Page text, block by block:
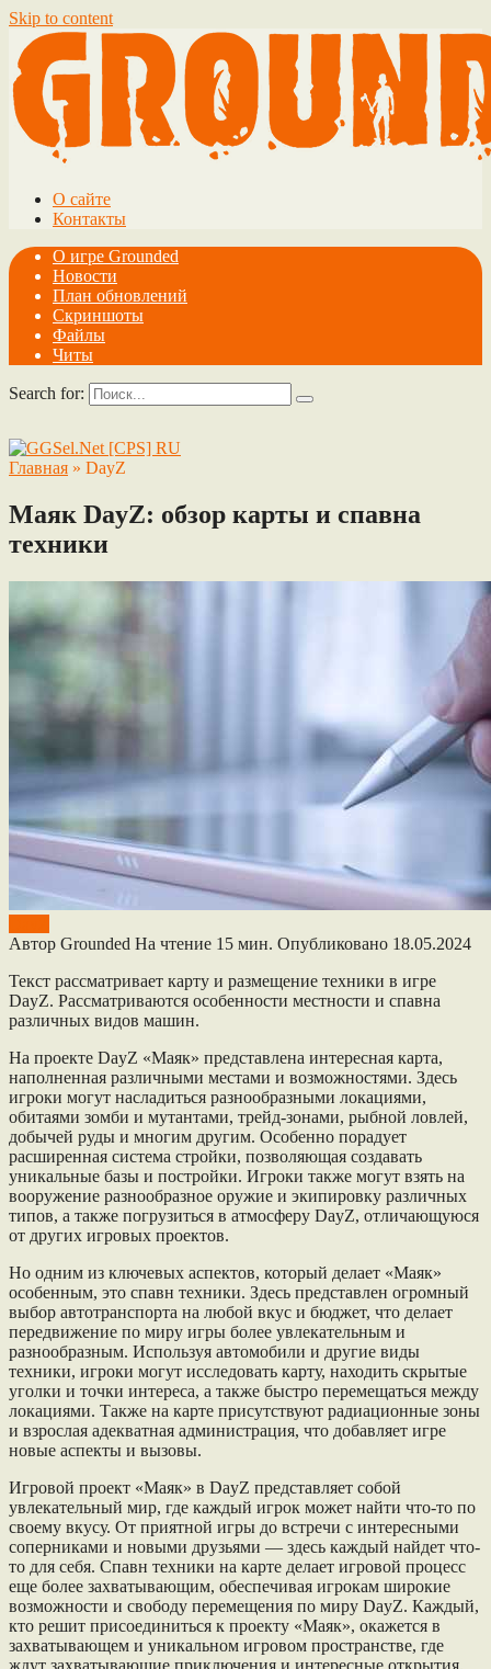
Skip to content
О сайте
Контакты
О игре Grounded
Новости
План обновлений
Скриншоты
Файлы
Читы
Search for:
Главная » DayZ
Маяк DayZ: обзор карты и спавна
техники
Автор Grounded На чтение 15 мин. Опубликовано 18.05.2024
Текст рассматривает карту и размещение техники в игре
DayZ. Рассматриваются особенности местности и спавна
различных видов машин.
На проекте DayZ «Маяк» представлена интересная карта,
наполненная различными местами и возможностями. Здесь
игроки могут насладиться разнообразными локациями,
обитаями зомби и мутантами, трейд-зонами, рыбной ловлей,
добычей руды и многим другим. Особенно порадует
расширенная система стройки, позволяющая создавать
уникальные базы и постройки. Игроки также могут взять на
вооружение разнообразное оружие и экипировку различных
типов, а также погрузиться в атмосферу DayZ, отличающуюся
от других игровых проектов.
Но одним из ключевых аспектов, который делает «Маяк»
особенным, это спавн техники. Здесь представлен огромный
выбор автотранспорта на любой вкус и бюджет, что делает
передвижение по миру игры более увлекательным и
разнообразным. Используя автомобили и другие виды
техники, игроки могут исследовать карту, находить скрытые
уголки и точки интереса, а также быстро перемещаться между
локациями. Также на карте присутствуют радиационные зоны
и взрослая адекватная администрация, что добавляет игре
новые аспекты и вызовы.
Игровой проект «Маяк» в DayZ представляет собой
увлекательный мир, где каждый игрок может найти что-то по
своему вкусу. От приятной игры до встречи с интересными
соперниками и новыми друзьями — здесь каждый найдет что-
то для себя. Спавн техники на карте делает игровой процесс
еще более захватывающим, обеспечивая игрокам широкие
возможности и свободу перемещения по миру DayZ. Каждый,
кто решит присоединиться к проекту «Маяк», окажется в
захватывающем и уникальном игровом пространстве, где
ждут захватывающие приключения и интересные открытия.